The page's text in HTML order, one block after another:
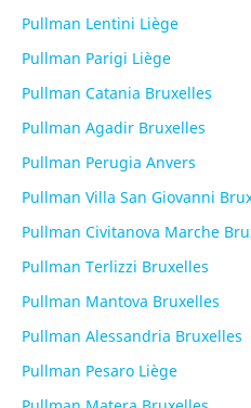
Pullman Lentini Liège
Pullman Parigi Liège
Pullman Catania Bruxelles
Pullman Agadir Bruxelles
Pullman Perugia Anvers
Pullman Villa San Giovanni
Pullman Civitanova Marche
Pullman Terlizzi Bruxelles
Pullman Mantova Bruxelles
Pullman Alessandria Bruxelles
Pullman Pesaro Liège